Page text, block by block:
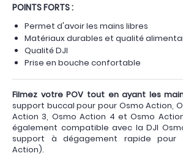
POINTS FORTS :
Permet d'avoir les mains libres
Matériaux durables et qualité
Qualité DJI
Prise en bouche confortable
Filmez votre POV tout en ayant les
support buccal pour pour Osmo Action,
Action 3, Osmo Action 4 et Osmo
également compatible avec la DJI
support à dégagement rapide pour
Action).